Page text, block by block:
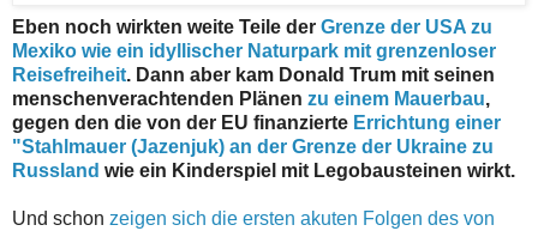
Eben noch wirkten weite Teile der Grenze der USA zu
Mexiko wie ein idyllischer Naturpark mit grenzenloser
Reisefreiheit. Dann aber kam Donald Trum mit seinen
menschenverachtenden Plänen zu einem Mauerbau,
gegen den die von der EU finanzierte Errichtung einer
"Stahlmauer (Jazenjuk) an der Grenze der Ukraine zu
Russland wie ein Kinderspiel mit Legobausteinen wirkt.
Und schon zeigen sich die ersten akuten Folgen des von